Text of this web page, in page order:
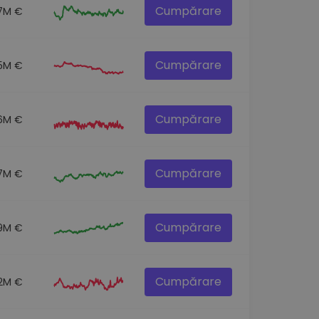
€ Cumpărare
€ Cumpărare
€ Cumpărare
€ Cumpărare
€ Cumpărare
€ Cumpărare